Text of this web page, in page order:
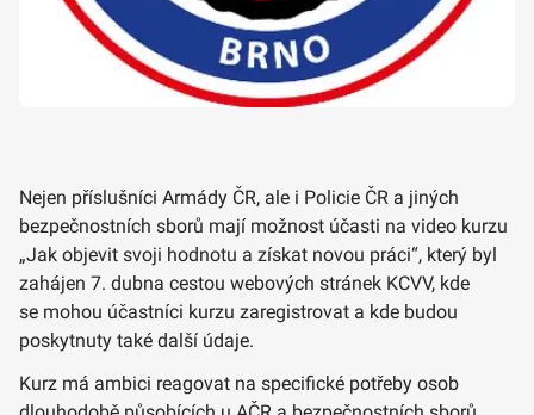
Nejen příslušníci Armády ČR, ale i Policie ČR a jiných
bezpečnostních sborů mají možnost účasti na video kurzu
„Jak objevit svoji hodnotu a získat novou práci“, který byl
zahájen 7. dubna cestou webových stránek KCVV, kde
se mohou účastníci kurzu zaregistrovat a kde budou
poskytnuty také další údaje.
Kurz má ambici reagovat na specifické potřeby osob